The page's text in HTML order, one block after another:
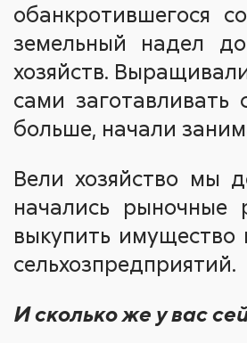
обанкротившегося
земельный надел
хозяйств.
сами
больше, начали
Вели хозяйство мы
начались рыночные
выкупить имущество
сельхозпредприятий.
И сколько же у вас